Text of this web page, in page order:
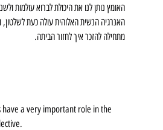
האומץ נותן לנו את היכולת לברוא עולמות
האנרגיה הנשית האלוהית עולה כעת לשלטון,
מתחילה להזכר איך לחזור הביתה.
have a very important role in the